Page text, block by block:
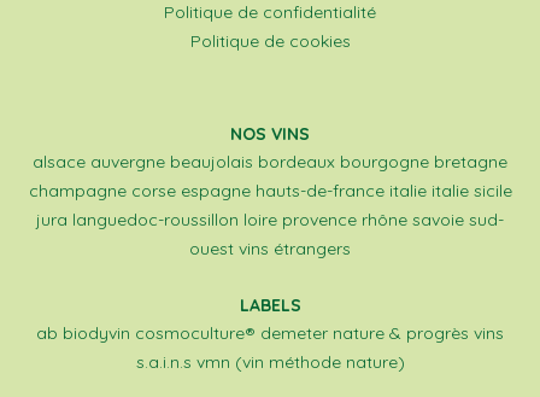
Politique de confidentialité
Politique de cookies
NOS VINS
alsace auvergne beaujolais bordeaux bourgogne bretagne
champagne corse espagne hauts-de-france italie italie sicile
jura languedoc-roussillon loire provence rhône savoie sud-
ouest vins étrangers
LABELS
ab biodyvin cosmoculture® demeter nature & progrès vins
s.a.i.n.s vmn (vin méthode nature)